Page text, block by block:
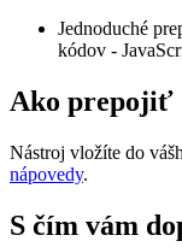
Jednoduché
kódov -
Ako prepojiť
Nástroj vložíte do
nápovedy.
S čím vám